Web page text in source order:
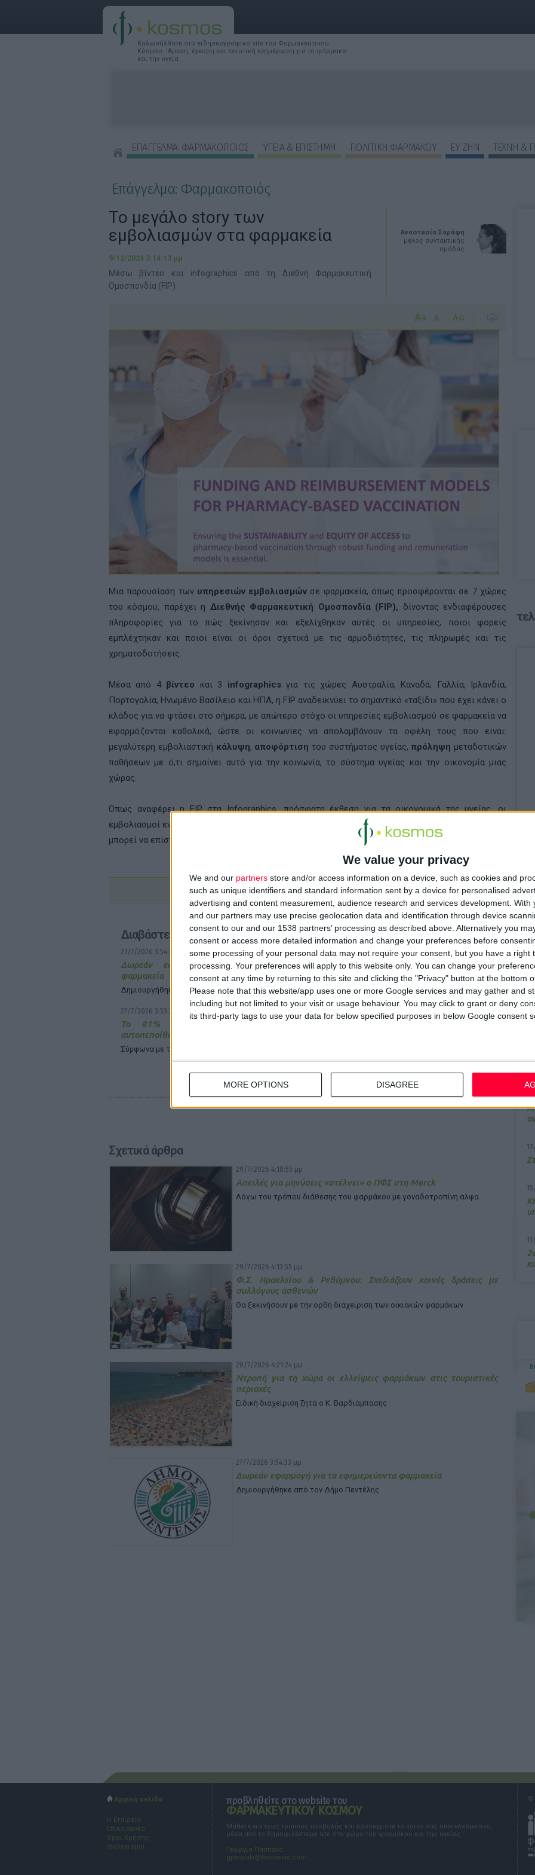
We value your privacy
We and our partners store and/or access information on a device, such as cookies and
such as unique identifiers and standard information sent by a device for personalised
advertising and content measurement, audience research and services development. With
and our partners may use precise geolocation data and identification through device
consent to our and our 1538 partners’ processing as described above. Alternatively you
consent or access more detailed information and change your preferences before
some processing of your personal data may not require your consent, but you have a right
processing. Your preferences will apply to this website only. You can change your
consent at any time by returning to this site and clicking the "Privacy" button at the bottom
Please note that this website/app uses one or more Google services and may gather and
including but not limited to your visit or usage behaviour. You may click to grant or deny
its third-party tags to use your data for below specified purposes in below Google consent
MORE OPTIONS DISAGREE
Καλωσήλθατε στο ειδησεογραφικό site του Φαρμακευτικού
Κόσμου. 'Αμεση, έγκυρη και ποιοτική ενημέρωση για το φάρμακο
και την υγεία.
ΕΠΑΓΓΕΛΜΑ: ΦΑΡΜΑΚΟΠΟΙΟΣ ΥΓΕΙΑ & ΕΠΙΣΤΗΜΗ ΠΟΛΙΤΙΚΗ ΦΑΡΜΑΚΟΥ ΕΥ ΖΗΝ
ΤΕΧΝΗ &
Επάγγελμα: Φαρμακοποιός
7/
Αναστασία Σαράφη
μέλος συντακτικής
ομάδας
Το μεγάλο story των
εμβολιασμών στα φαρμακεία
9/12/2024 3:14:13 μμ
Μέσω βίντεο και infographics από τη Διεθνή Φαρμακευτική
Ομοσπονδία (FIP)
Μια παρουσίαση των υπηρεσιών εμβολιασμών σε φαρμακεία, όπως προσφέρονται σε 7 χώρες
του κόσμου, παρέχει η Διεθνής Φαρμακευτική Ομοσπονδία (FIP), δίνοντας ενδιαφέρουσες
πληροφορίες για το πώς ξεκίνησαν και εξελίχθηκαν αυτές οι υπηρεσίες, ποιοι φορείς
εμπλέχτηκαν και ποιοι είναι οι όροι σχετικά με τις αρμοδιότητες, τις πληρωμές και τις
χρηματοδοτήσεις.
Μέσα από 4 βίντεο και 3 infographicsγια τις χώρες Αυστραλία, Καναδά, Γαλλία, Ιρλανδία,
Πορτογαλία, Ηνωμένο Βασίλειο και ΗΠΑ, η FIP αναδεικνύει το σημαντικό «ταξίδι» που έχει κάνει ο
κλάδος για να φτάσει στο σήμερα, με απώτερο στόχο οι υπηρεσίες εμβολιασμού σε φαρμακεία να
εφαρμόζονται καθολικά, ώστε οι κοινωνίες να απολαμβάνουν τα οφέλη τους που είναι:
μεγαλύτερη εμβολιαστική κάλυψη, αποφόρτιση του συστήματος υγείας,πρόληψη μεταδοτικών
παθήσεων με ό,τι σημαίνει αυτό για την κοινωνία, το σύστημα υγείας και την οικονομία μιας
χώρας.
Όπως αναφέρει η FIP στα Infographics, πρόσφατη έκθεση για τα οικονομικά της υγείας, οι
εμβολιασμοί ενηλίκων (κατά της γρίπης, του RSV, του έρπητα ζωστήρα και του πνευμονιόκοκκου),
μπορεί να επιστρέψει στην κοινωνία έως και
τις αρχικές επενδύσεις.
Διαβάστε επίσης
27/7/2026 3:54:33 μμ
Δωρεάν εφαρμογή για τα εφημερεύοντα
φαρμακεία
Δημιουργήθηκε από τον Δήμο Πεντέλης
27/7/2026 3:53:37 μμ
Το 81% των φαρμακοποιών αισθάνεται
αυτοπεποίθηση στην επιλογή OTC
Σύμφωνα µε τη Διεθνή Φαρμακευτική Ομοσπονδία
Σχετικά άρθρα
29/7/2026 4:18:55 μμ
Απειλές για μηνύσεις «στέλνει» ο ΠΦΣ στη Merck
Λόγω του τρόπου διάθεσης του φαρμάκου με γοναδοτροπίνη αλφα
29/7/2026 4:13:55 μμ
Φ.Σ. Ηρακλείου & Ρεθύμνου: Σχεδιάζουν κοινές δράσεις με
συλλόγους ασθενών
Θα ξεκινήσουν με την ορθή διαχείριση των οικιακών φαρμάκων
28/7/2026 4:21:24 μμ
Ντροπή για τη χώρα οι ελλείψεις φαρμάκων στις τουριστικές
περιοχές
Ειδική διαχείριση ζητά ο Κ. Βαρδιάμπασης
27/7/2026 3:54:33 μμ
Δωρεάν εφαρμογή για τα εφημερεύοντα φαρμακεία
Δημιουργήθηκε από τον Δήμο Πεντέλης
Αρχική σελίδα
Η Εταιρεία
Επικοινωνία
Όροι Χρήσης
Ισολογισμοί
προβληθείτε στο website του
ΦΑΡΜΑΚΕΥΤΙΚΟΥ ΚΟΣΜΟΥ
Μάθετε για τους τρόπους προβολής και προσεγγίστε το κοινό σας αποτελεσματικά,
μέσα από το δημοφιλέστερο site στο χώρο του φαρμάκου και της υγείας.
Γεωργία Πασπαλά
gpaspala@boussias.com
©